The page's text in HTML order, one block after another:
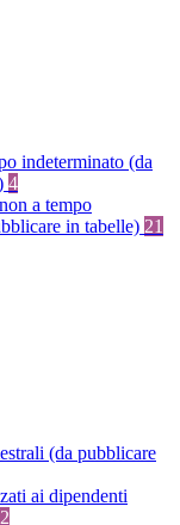
indeterminato (da
4
a tempo
in tabelle) 21
(da pubblicare
ai dipendenti